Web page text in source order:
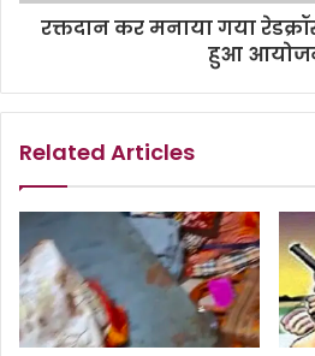
रक्तदान कर मनाया गया
हुआ
Related Articles